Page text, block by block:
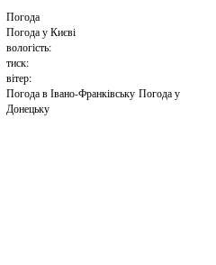
Погода
Погода уКиєві
вологість:
тиск:
вітер:
Погода в Івано-Франківську Погода у
Донецьку